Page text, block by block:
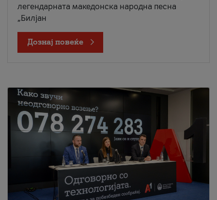
легендарната македонска народна песна
„Билјан
Дознај повеќе